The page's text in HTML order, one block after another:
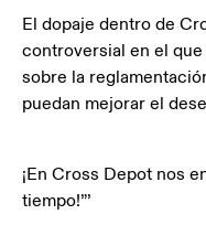
El dopaje dentro de
controversial en el
sobre la
puedan mejorar el
¡En Cross Depot nos
tiempo!”’